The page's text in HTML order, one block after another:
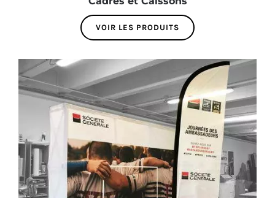
VOIR LES PRODUITS